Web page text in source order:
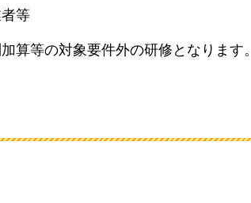
等
算等の対象要件外の研修となります。